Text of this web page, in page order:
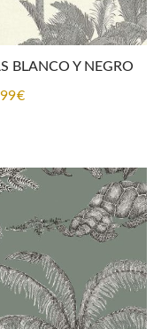
BLANCO Y NEGRO
€El
es:
119,99€.